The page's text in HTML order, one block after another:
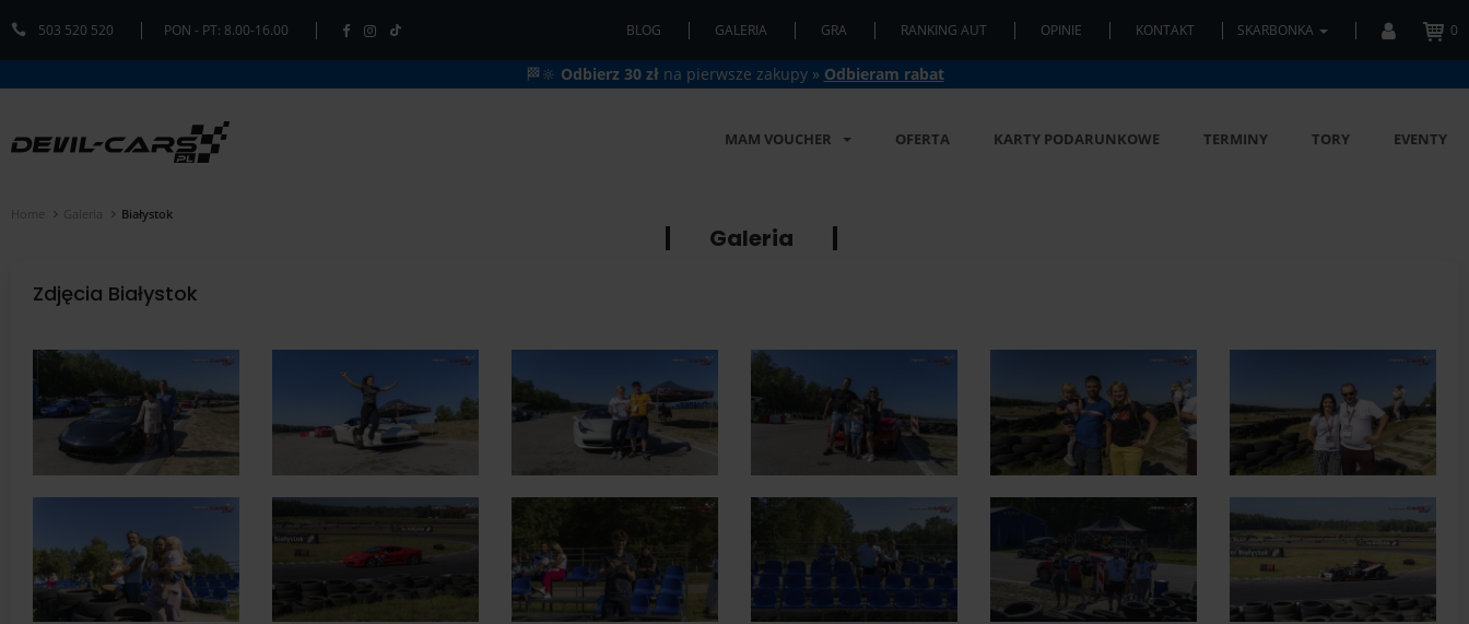
503 520 520 PON - PT: 8.00-16.00 BLOG GALERIA GRA RANKING AUT OPINIE KONTAKT SKARBONKA 0
🏁🔆 Odbierz 30 zł na pierwsze zakupy » Odbieram rabat
MAM VOUCHER OFERTA KARTY PODARUNKOWE TERMINY TORY EVENTY
Home Galeria Białystok
Galeria
Zdjęcia Białystok